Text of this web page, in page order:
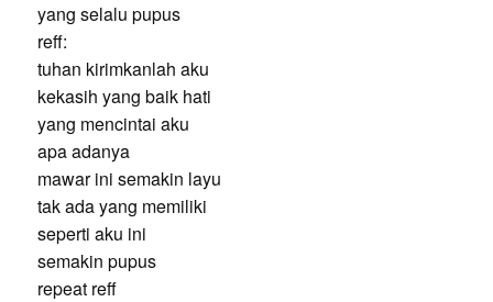
yang selalu pupus
reff:
tuhan kirimkanlah aku
kekasih yang baik hati
yang mencintai aku
apa adanya
mawar ini semakin layu
tak ada yang memiliki
seperti aku ini
semakin pupus
repeat reff